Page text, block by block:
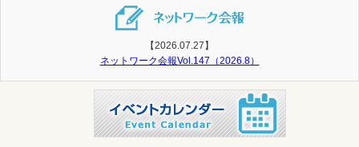
【2026.07.27】
ネットワーク会報Vol.147（2026.8）